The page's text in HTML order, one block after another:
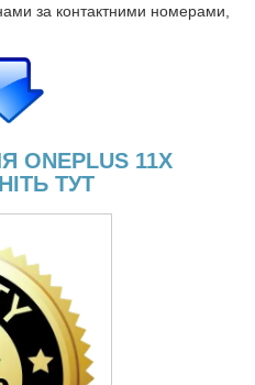
за контактними номерами,
ONEPLUS 11X
ТУТ